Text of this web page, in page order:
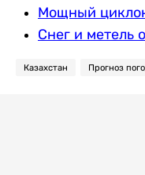
Мощный
Снег и метель
Казахстан Прогноз